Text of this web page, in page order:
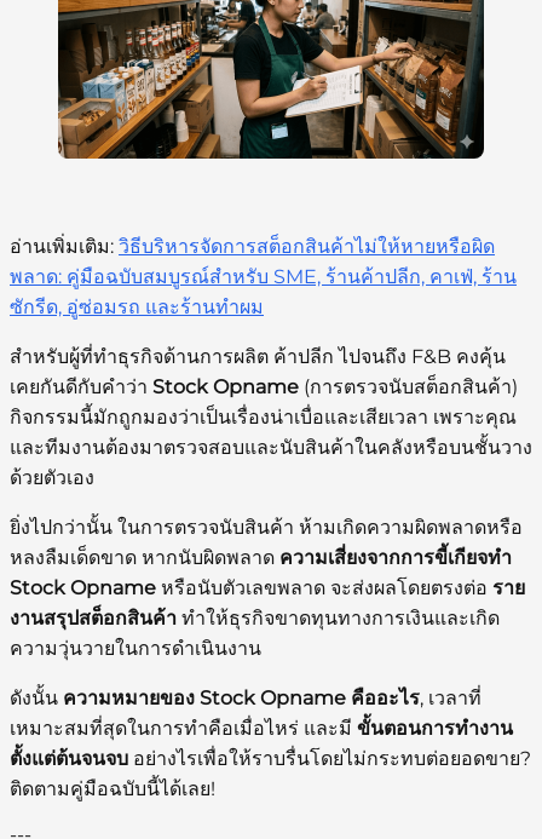
อ่านเพิ่มเติม: วิธีบริหารจัดการสต็อกสินค้าไม่ให้หายหรือผิด
พลาด: คู่มือฉบับสมบูรณ์สำหรับ SME, ร้านค้าปลีก, คาเฟ่, ร้าน
ซักรีด, อู่ซ่อมรถ และร้านทำผม
สำหรับผู้ที่ทำธุรกิจด้านการผลิต ค้าปลีก ไปจนถึง F&B คงคุ้น
เคยกันดีกับคำว่า Stock Opname (การตรวจนับสต็อกสินค้า)
กิจกรรมนี้มักถูกมองว่าเป็นเรื่องน่าเบื่อและเสียเวลา เพราะคุณ
และทีมงานต้องมาตรวจสอบและนับสินค้าในคลังหรือบนชั้นวาง
ด้วยตัวเอง
ยิ่งไปกว่านั้น ในการตรวจนับสินค้า ห้ามเกิดความผิดพลาดหรือ
หลงลืมเด็ดขาด หากนับผิดพลาด ความเสี่ยงจากการขี้เกียจทำ
Stock Opname หรือนับตัวเลขพลาด จะส่งผลโดยตรงต่อ ราย
งานสรุปสต็อกสินค้า ทำให้ธุรกิจขาดทุนทางการเงินและเกิด
ความวุ่นวายในการดำเนินงาน
ดังนั้น ความหมายของ Stock Opname คืออะไร, เวลาที่
เหมาะสมที่สุดในการทำคือเมื่อไหร่ และมี ขั้นตอนการทำงาน
ตั้งแต่ต้นจนจบ อย่างไรเพื่อให้ราบรื่นโดยไม่กระทบต่อยอดขาย?
ติดตามคู่มือฉบับนี้ได้เลย!